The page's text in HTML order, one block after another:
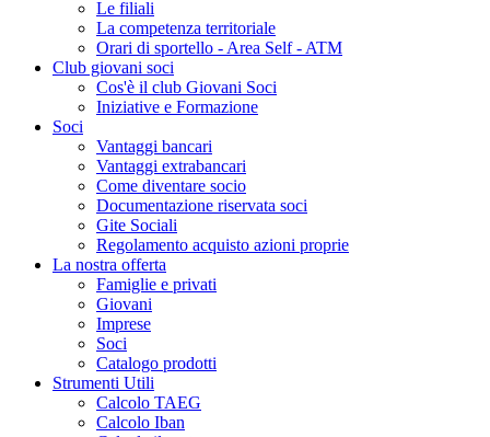
Le filiali
La competenza territoriale
Orari di sportello - Area Self - ATM
Club giovani soci
Cos'è il club Giovani Soci
Iniziative e Formazione
Soci
Vantaggi bancari
Vantaggi extrabancari
Come diventare socio
Documentazione riservata soci
Gite Sociali
Regolamento acquisto azioni proprie
La nostra offerta
Famiglie e privati
Giovani
Imprese
Soci
Catalogo prodotti
Strumenti Utili
Calcolo TAEG
Calcolo Iban